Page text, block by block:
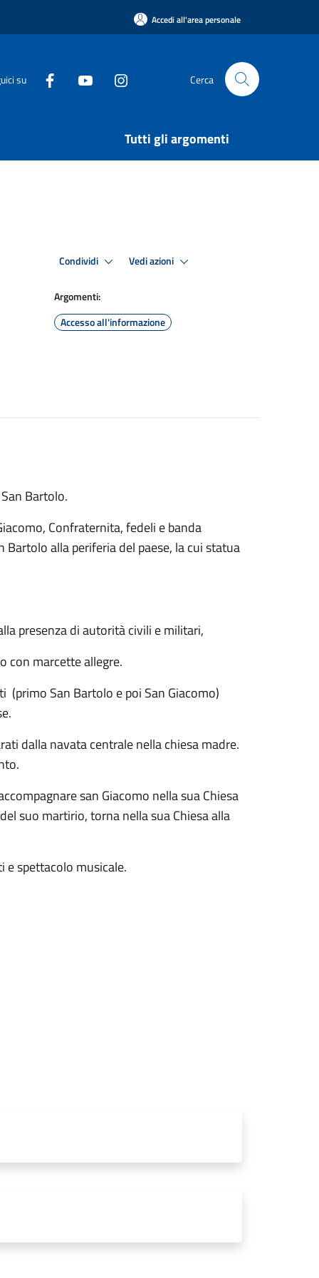
Accedi all'area personale
su Cerca
Tutti gli argomenti
Condividi Vedi azioni
Argomenti:
Accesso all'informazione
Bartolo.
Confraternita, fedeli e banda
Bartolo alla periferia del paese, la cui statua
presenza di autorità civili e militari,
con marcette allegre.
(primo San Bartolo e poi San Giacomo)
dalla navata centrale nella chiesa madre.
san Giacomo nella sua Chiesa
suo martirio, torna nella sua Chiesa alla
spettacolo musicale.